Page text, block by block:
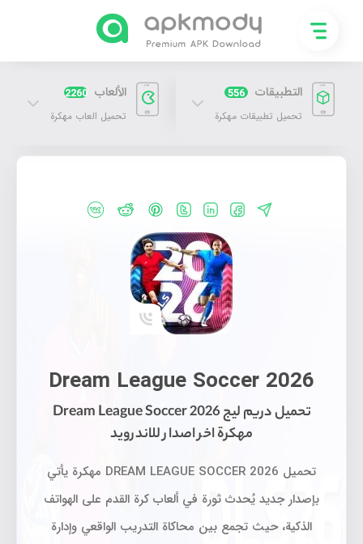
التطبيقات 556
تحميل تطبيقات مهكرة
الألعاب 2260
تحميل العاب مهكرة
Dream League Soccer 2026
تحميل دريم ليج Dream League Soccer 2026
مهكرة اخر اصدار للاندرويد
تحميل DREAM LEAGUE SOCCER 2026 مهكرة يأتي
بإصدار جديد يُحدث ثورة في ألعاب كرة القدم على الهواتف
الذكية، حيث تجمع بين محاكاة التدريب الواقعي وإدارة